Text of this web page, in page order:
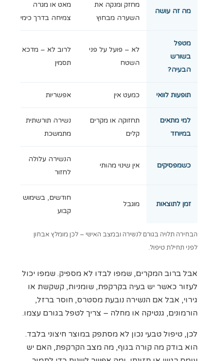
מה זה עושה
מחזק ומנקה את
השערה מבחוץ
מאט או מגרה
צמיחה בדרך כימית
מטפל
בשורש
הבעיה?
לא – פועל על פני
השטח
לרוב לא – מדכא
תסמין
תופעות לוואי כמעט אין אפשריות
למי מתאים
במיוחד
תחזוקה או מקרים
קלים
נשירה תורשתית
מתמשכת
כשמפסיקים אין שינוי מהותי
הנשירה עלולה
לחזור
זמן לתוצאות מוגבל
חודשים, בשימוש
קבוע
הבחירה תלויה בגורם לנשירה ובמצב האישי – לכן מומלץ אבחון
לפני תחילת טיפול.
אבל ברוב המקרים, שמפו לבדו לא מספיק. שמפו יכול
לעזור כאשר יש בעיה בקרקפת, שומניות, קשקשת או
גירוי, אבל אם הנשירה נובעת מסטרס, חוסר ברזל,
הורמונים, גנטיקה או מחלה – צריך לטפל בגורם עצמו.
לכן, טיפול טבעי נכון לא מסתפק במוצר חיצוני בלבד.
הוא בודק מה קורה בגוף, מה מצב הקרקפת, האם יש